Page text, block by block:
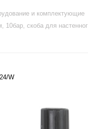
и комплектующие
10бар, скоба для
W